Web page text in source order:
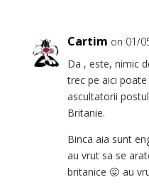
Cartim on 01/
Da , este, nimic
trec pe aici
ascultatorii
Britanie.
Binca aia sunt
au vrut sa se
britanice 😛 au